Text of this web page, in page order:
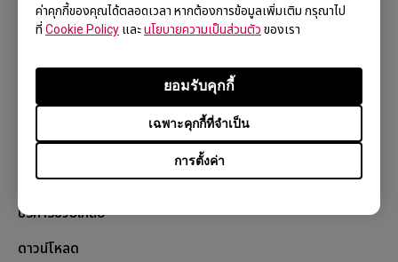
ค่าคุกกี้ของคุณได้ตลอดเวลา หากต้องการข้อมูลเพิ่มเติม กรุณาไป
ที่ Cookie Policy และนโยบายความเป็นส่วนตัว ของเรา
การตั้งค่า
เฉพาะคุกกี้ที่จำเป็น
ยอมรับคุกกี้
สั่งซื้อสินค้า
Shopee Store
Lazada Store
ZOWIE ZONE
บริการช่วยเหลือ
ดาวน์โหลด